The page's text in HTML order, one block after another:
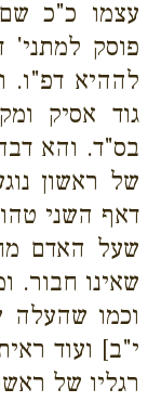
עצמו כ"כ
פוסק
לההיא דפ"ו.
גוד אסיק
בס"ד. והא
של ראשון
דאף השני
שעל האדם
שאינו חבור.
וכמו
י"ב] ועוד
רגליו של